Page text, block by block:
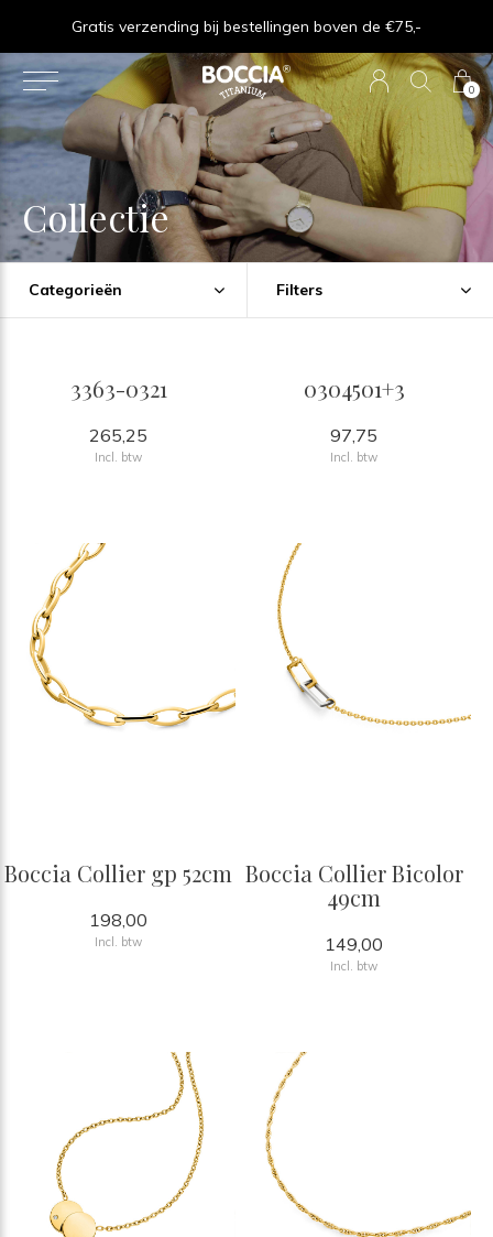
0
Gratis verzending bij bestellingen boven de €75,-
Collectie
Categorieën Filters
3363-0321
265,25
Incl. btw
0304501+3
97,75
Incl. btw
Boccia Collier gp 52cm
198,00
Incl. btw
Boccia Collier Bicolor
49cm
149,00
Incl. btw